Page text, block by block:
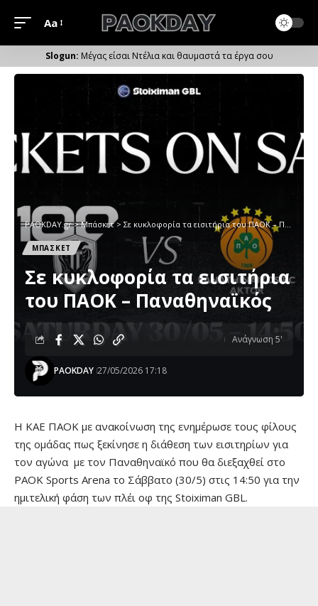
Μέγεθος
Γραμματοσειράς
Aa
Μέγας είσαι Ντέλια και θαυμαστά τα έργα σου
PAOKDAY.gr>Μπάσκετ> Σε κυκλοφορία τα εισιτήρια του ΠΑΟΚ – Παναθηναϊκός
ΜΠΑΣΚΕΤ
Σε κυκλοφορία τα εισιτήρια
του ΠΑΟΚ – Παναθηναϊκός
PAOKDAY 27/05/2026 17:18
Ανάγνωση 5'
Η ΚΑΕ ΠΑΟΚ με ανακοίνωση της ενημέρωσε τους φίλους
της ομάδας πως ξεκίνησε η διάθεση των εισιτηρίων για
τον αγώνα με τον Παναθηναϊκό που θα διεξαχθεί στο
PAOK Sports Arena το Σάββατο (30/5) στις 14:50 για την
ημιτελική φάση των πλέι οφ της Stoiximan GBL.